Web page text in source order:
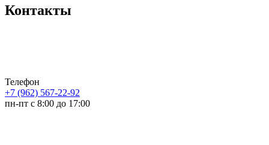
Контакты
Телефон
+7 (962) 567-22-92
пн-пт с 8:00 до 17:00